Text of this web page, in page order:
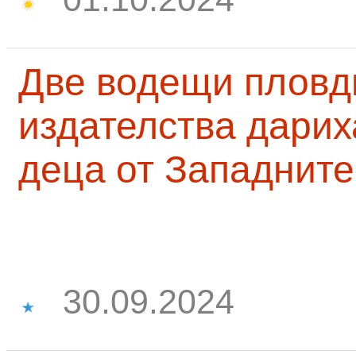
Две водещи
издателства
деца от
30.09.2024